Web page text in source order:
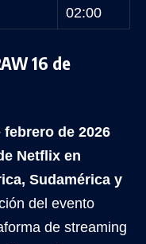
02:00
16 de
febrero de 2026
Netflix en
Sudamérica y
del evento
de streaming